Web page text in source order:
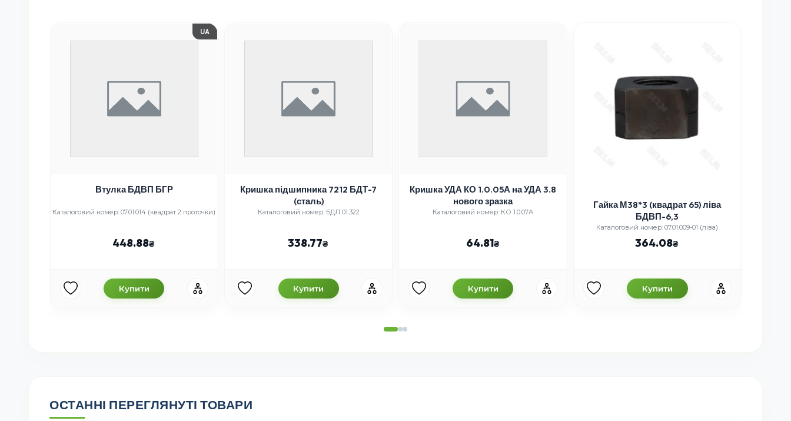
UA
Втулка БДВП БГР
Каталоговий номер: 07.01.014 (квадрат 2 проточки)
448.88
Купити
Кришка підшипника 7212 БДТ-7
(сталь)
Каталоговий номер: БДЛ 01.322
338.77
Купити
Кришка УДА КО 1.0.05А на УДА 3.8
нового зразка
Каталоговий номер: КО 1.0.07А
64.81
Купити
Гайка М38*3 (квадрат 65) ліва
БДВП-6,3
Каталоговий номер: 07.01.009-01 (ліва)
364.08
Купити
ОСТАННІ ПЕРЕГЛЯНУТІ ТОВАРИ